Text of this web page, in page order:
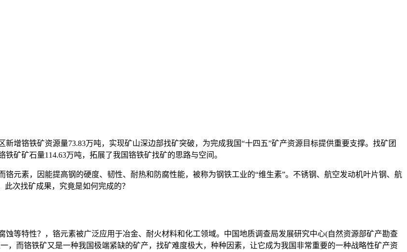
铬铁矿资源量73.83万吨，实现矿山深边部找矿突破，为完成我国“十四五”矿产资源目标提供重要支撑。找矿团
矿矿石量114.63万吨，拓展了我国铬铁矿找矿的思路与空间。
素，因能提高钢的硬度、韧性、耐热和防腐性能，被称为钢铁工业的“维生素”。不锈钢、航空发动机叶片钢、航
次找矿成果，究竟是如何完成的？
特性？，铬元素被广泛应用于冶金、耐火材料和化工领域。中国地质调查局发展研究中心(自然资源部矿产勘查
，而铬铁矿又是一种我国极端紧缺的矿产，找矿难度极大，种种因素，让它成为我国非常重要的一种战略性矿产资